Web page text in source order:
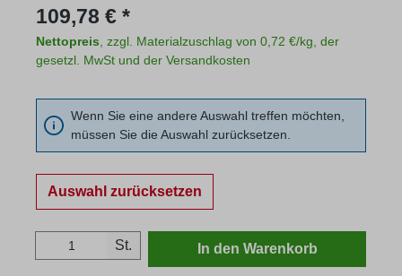
Regulärer Preis:
109,78 € *
Nettopreis , zzgl. Materialzuschlag von 0,72 €/kg, der
gesetzl. MwSt und der Versandkosten
Wenn Sie eine andere Auswahl treffen möchten,
müssen Sie die Auswahl zurücksetzen.
Auswahl zurücksetzen
Produkt Anzahl: Gib den gewünschten
St. In den Warenkorb